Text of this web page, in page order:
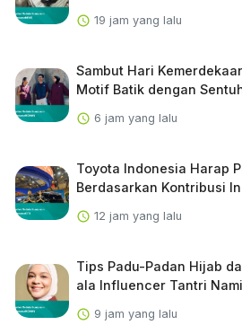
19 jam yang lalu
Sambut Hari
Motif Batik dengan
6 jam yang lalu
Toyota Indonesia Harap
Berdasarkan Kontribusi
12 jam yang lalu
Tips Padu-Padan Hijab
ala Influencer Tantri
9 jam yang lalu